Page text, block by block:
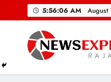
5:56:07 AM August